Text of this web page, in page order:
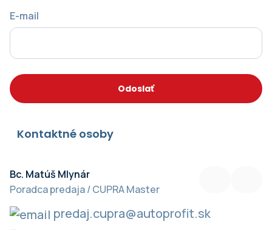
E-mail
Odoslať
Kontaktné osoby
Bc. Matúš Mlynár
Poradca predaja / CUPRA Master
predaj.cupra@autoprofit.sk